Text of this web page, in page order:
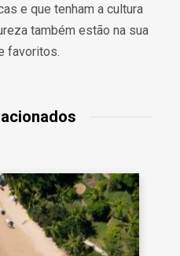
e que tenham a cultura
também estão na sua
favoritos.